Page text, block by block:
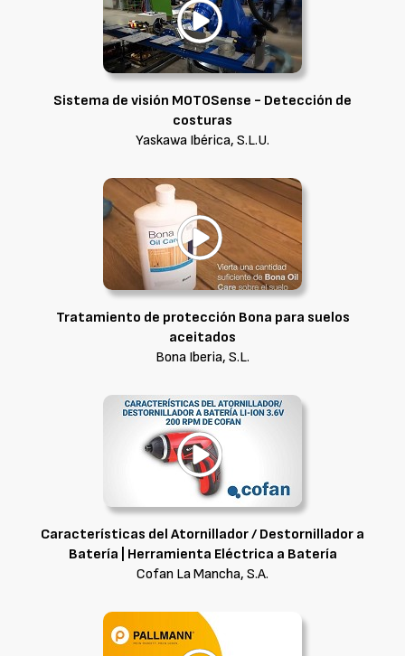
Sistema de visión MOTOSense - Detección de
costuras
Yaskawa Ibérica, S.L.U.
Tratamiento de protección Bona para suelos
aceitados
Bona Iberia, S.L.
Características del Atornillador / Destornillador a
Batería | Herramienta Eléctrica a Batería
Cofan La Mancha, S.A.